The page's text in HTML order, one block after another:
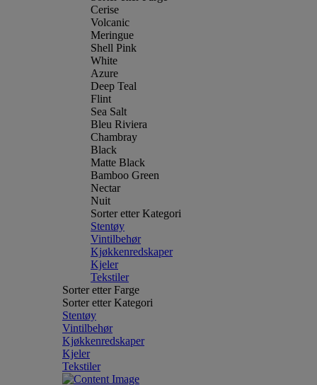
Cerise
Volcanic
Meringue
Shell Pink
White
Azure
Deep Teal
Flint
Sea Salt
Bleu Riviera
Chambray
Black
Matte Black
Bamboo Green
Nectar
Nuit
Sorter etter Kategori
Stentøy
Vintilbehør
Kjøkkenredskaper
Kjeler
Tekstiler
Sorter etter Farge
Sorter etter Kategori
Stentøy
Vintilbehør
Kjøkkenredskaper
Kjeler
Tekstiler